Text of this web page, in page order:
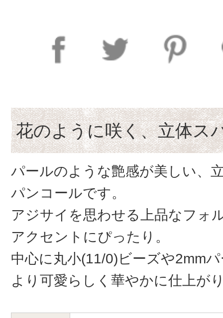
花のように咲く、立体ス
パールのような艶感が美しい、
パンコールです。
アジサイを思わせる上品なフォ
アクセントにぴったり。
中心に丸小(11/0)ビーズや2mm
より可愛らしく華やかに仕上が